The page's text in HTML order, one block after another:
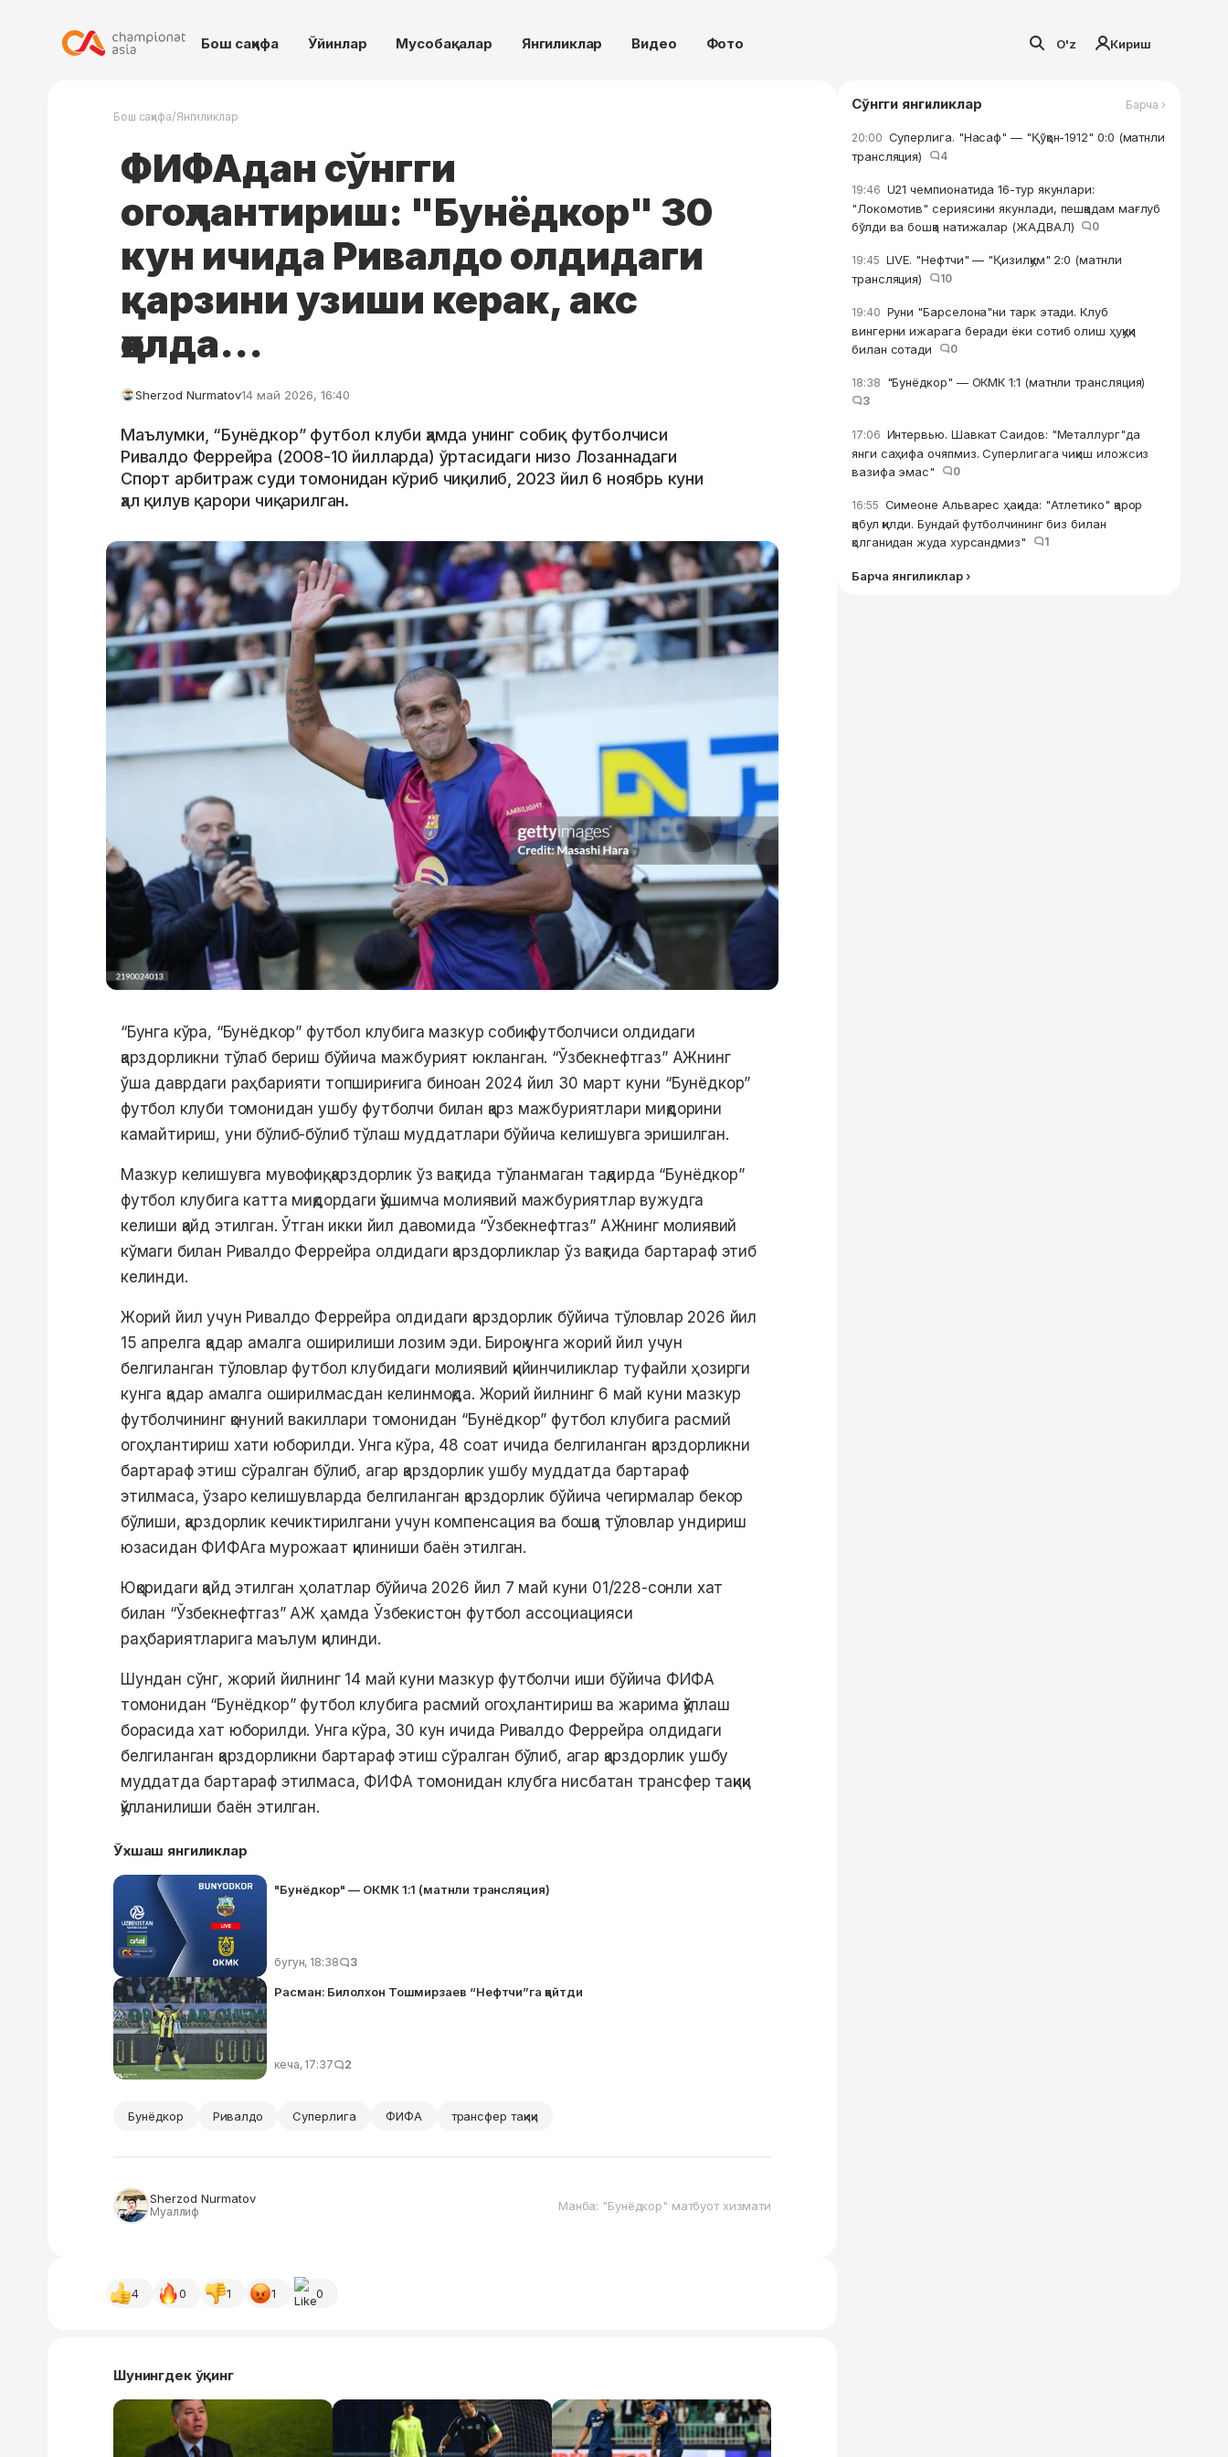
Бош саҳифа Ўйинлар Мусобақалар Янгиликлар Видео Фото O'z Кириш
Бош саҳифа/Янгиликлар
ФИФАдан сўнгги
огоҳлантириш: "Бунёдкор" 30
кун ичида Ривалдо олдидаги
қарзини узиши керак, акс
ҳолда...
Sherzod Nurmatov14 май 2026, 16:40
Маълумки, “Бунёдкор” футбол клуби ҳамда унинг собиқ футболчиси
Ривалдо Феррейра (2008-10 йилларда) ўртасидаги низо Лозаннадаги
Спорт арбитраж суди томонидан кўриб чиқилиб, 2023 йил 6 ноябрь куни
ҳал қилув қарори чиқарилган.
“Бунга кўра, “Бунёдкор” футбол клубига мазкур собиқ футболчиси олдидаги
қарздорликни тўлаб бериш бўйича мажбурият юкланган. “Ўзбекнефтгаз” АЖнинг
ўша даврдаги раҳбарияти топшириғига биноан 2024 йил 30 март куни “Бунёдкор”
футбол клуби томонидан ушбу футболчи билан қарз мажбуриятлари миқдорини
камайтириш, уни бўлиб-бўлиб тўлаш муддатлари бўйича келишувга эришилган.
Мазкур келишувга мувофиқ, қарздорлик ўз вақтида тўланмаган тақдирда “Бунёдкор”
футбол клубига катта миқдордаги қўшимча молиявий мажбуриятлар вужудга
келиши қайд этилган. Ўтган икки йил давомида “Ўзбекнефтгаз” АЖнинг молиявий
кўмаги билан Ривалдо Феррейра олдидаги қарздорликлар ўз вақтида бартараф этиб
келинди.
Жорий йил учун Ривалдо Феррейра олдидаги қарздорлик бўйича тўловлар 2026 йил
15 апрелга қадар амалга оширилиши лозим эди. Бироқ унга жорий йил учун
белгиланган тўловлар футбол клубидаги молиявий қийинчиликлар туфайли ҳозирги
кунга қадар амалга оширилмасдан келинмоқда. Жорий йилнинг 6 май куни мазкур
футболчининг қонуний вакиллари томонидан “Бунёдкор” футбол клубига расмий
огоҳлантириш хати юборилди. Унга кўра, 48 соат ичида белгиланган қарздорликни
бартараф этиш сўралган бўлиб, агар қарздорлик ушбу муддатда бартараф
этилмаса, ўзаро келишувларда белгиланган қарздорлик бўйича чегирмалар бекор
бўлиши, қарздорлик кечиктирилгани учун компенсация ва бошқа тўловлар ундириш
юзасидан ФИФАга мурожаат қилиниши баён этилган.
Юқоридаги қайд этилган ҳолатлар бўйича 2026 йил 7 май куни 01/228-сонли хат
билан “Ўзбекнефтгаз” АЖ ҳамда Ўзбекистон футбол ассоциацияси
раҳбариятларига маълум қилинди.
Шундан сўнг, жорий йилнинг 14 май куни мазкур футболчи иши бўйича ФИФА
томонидан “Бунёдкор” футбол клубига расмий огоҳлантириш ва жарима қўллаш
борасида хат юборилди. Унга кўра, 30 кун ичида Ривалдо Феррейра олдидаги
белгиланган қарздорликни бартараф этиш сўралган бўлиб, агар қарздорлик ушбу
муддатда бартараф этилмаса, ФИФА томонидан клубга нисбатан трансфер тақиқи
қўлланилиши баён этилган.
Ўхшаш янгиликлар
"Бунёдкор" — ОКМК 1:1 (матнли трансляция)
бугун, 18:38 3
Расман: Билолхон Тошмирзаев “Нефтчи”га қайтди
кеча, 17:37 2
Бунёдкор Ривалдо Суперлига ФИФА трансфер тақиқи
Sherzod Nurmatov
Муаллиф Манба: "Бунёдкор" матбуот хизмати
4 0 1 1 0
Шунингдек ўқинг
Сўнгги янгиликлар Барча ›
20:00 Суперлига. "Насаф" — "Қўқон-1912" 0:0 (матнли
трансляция)
4
19:46 U21 чемпионатида 16-тур якунлари:
"Локомотив" сериясини якунлади, пешқадам мағлуб
бўлди ва бошқа натижалар (ЖАДВАЛ)
0
19:45 LIVE. "Нефтчи" — "Қизилқум" 2:0 (матнли
трансляция)
10
19:40 Руни "Барселона"ни тарк этади. Клуб
вингерни ижарага беради ёки сотиб олиш ҳуқуқи
билан сотади
0
18:38 "Бунёдкор" — ОКМК 1:1 (матнли трансляция)
3
17:06 Интервью. Шавкат Саидов: "Металлург"да
янги саҳифа очяпмиз. Суперлигага чиқиш иложсиз
вазифа эмас"
0
16:55 Симеоне Альварес ҳақида: "Атлетико" қарор
қабул қилди. Бундай футболчининг биз билан
қолганидан жуда хурсандмиз"
1
Барча янгиликлар ›